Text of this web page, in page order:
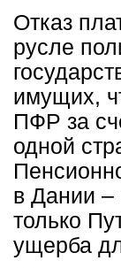
Отказ
русле
имущих,
ПФР за
одной
в Дании –
только
ущерба